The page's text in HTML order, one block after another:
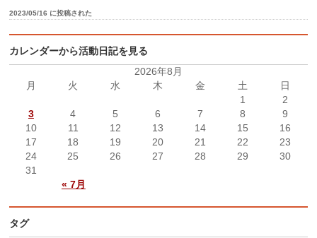
2023/05/16 に投稿された
カレンダーから活動日記を見る
2026年8月
月
火 水 木 金 土 日
« 7月
1
2
3
4 5 6 7 8
9
10
11 12 13 14 15
16
17
18 19 20 21 22
23
24
25 26 27 28 29
30
31
タグ